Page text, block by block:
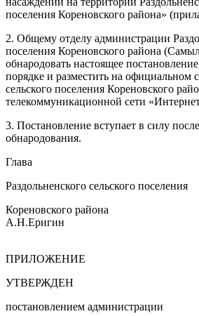
поселения Кореновского района»
2. Общему отделу администрации
поселения Кореновского района
обнародовать настоящее
порядке и разместить на официальном
сельского поселения Кореновского
телекоммуникационной сети
3. Постановление вступает в силу
обнародования.
Глава
Раздольненского сельского поселения
Кореновского
А.Н.Еригин
ПРИЛОЖЕНИЕ
УТВЕРЖДЕН
постановлением администрации